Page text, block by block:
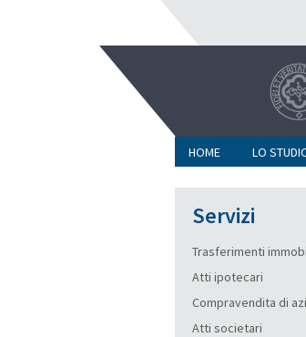
HOME LO
Servizi
Trasferimenti
Atti ipotecari
Compravendita di
Atti societari